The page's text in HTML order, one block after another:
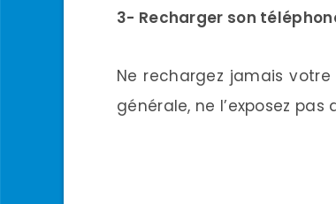
3- Recharger son
Ne rechargez jamais
générale, ne l’exposez